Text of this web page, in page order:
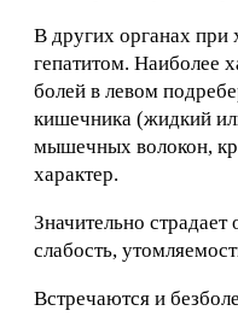
В других органах при
гепатитом. Наиболее
болей в левом
кишечника (жидкий
мышечных волокон,
характер.
Значительно
слабость,
Встречаются и